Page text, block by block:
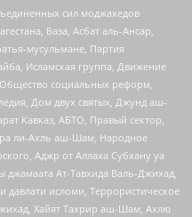
сил моджахедов
База, Асбат аль-Ансар,
мусульмане, Партия
Исламская группа, Движение
Общество социальных реформ,
Дом двух святых, Джунд аш-
Кавказ, АБТО, Правый сектор,
ли-Ахль аш-Шам, Народное
Аджр от Аллаха Субхану уа
Ат-Тавхида Валь-Джихад,
давлати исломи, Террористическое
Хайят Тахрир аш-Шам, Ахлю